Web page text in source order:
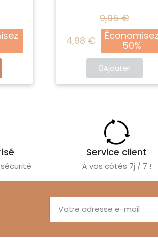
9,95 €
4,98 €
Économisez
50%
Ajouter
Service client
À vos côtés 7j / 7 !